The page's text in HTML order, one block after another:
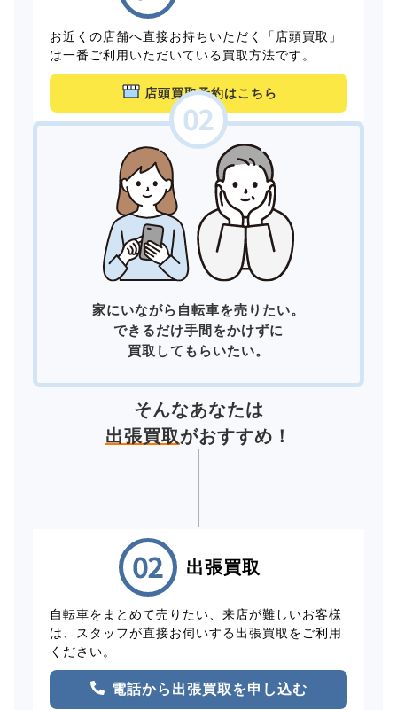
お近くの店舗へ直接お持ちいただく「店頭買取」
は一番ご利用いただいている買取方法です。
店頭買取予約はこちら
家にいながら自転車を売りたい。
できるだけ手間をかけずに
買取してもらいたい。
そんなあなたは
出張買取がおすすめ！
出張買取
自転車をまとめて売りたい、来店が難しいお客様
は、スタッフが直接お伺いする出張買取をご利用
ください。
電話から出張買取を申し込む